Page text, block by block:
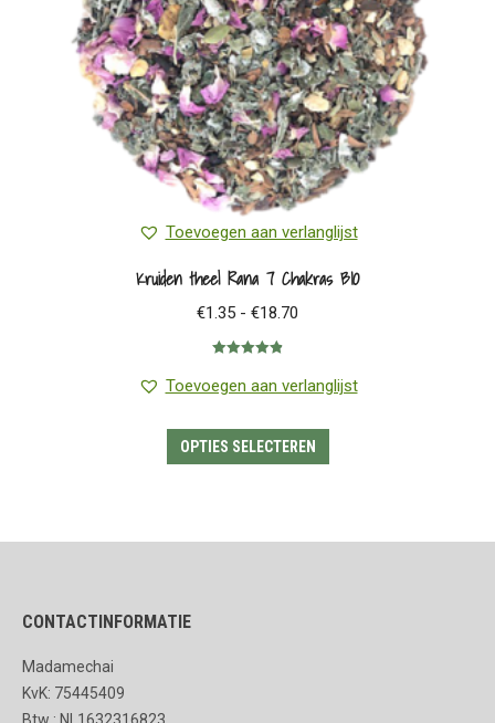
Toevoegen aan verlanglijst
Kruiden thee| Rana 7 Chakras BIO
€1.35 - €18.70
€18.70
4.88uit 5
Toevoegen aan verlanglijst
OPTIES SELECTEREN
CONTACTINFORMATIE
Madamechai
KvK: 75445409